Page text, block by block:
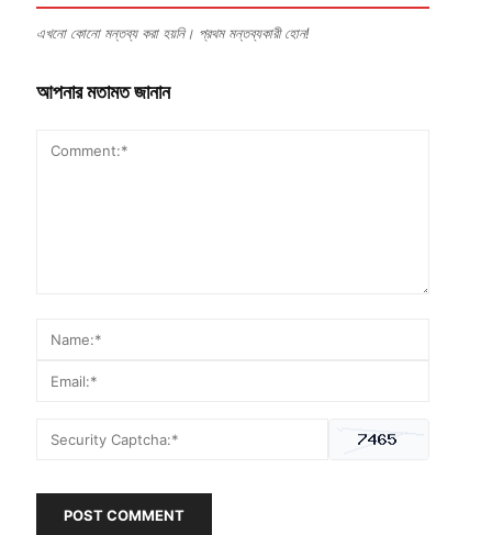
এখনো কোনো মন্তব্য করা হয়নি। প্রথম মন্তব্যকারী হোন!
আপনার মতামত জানান
POST COMMENT